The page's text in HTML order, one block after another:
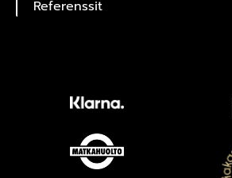
Referenssit